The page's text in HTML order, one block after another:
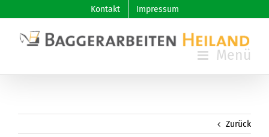
content
Kontakt Impressum
Zurück